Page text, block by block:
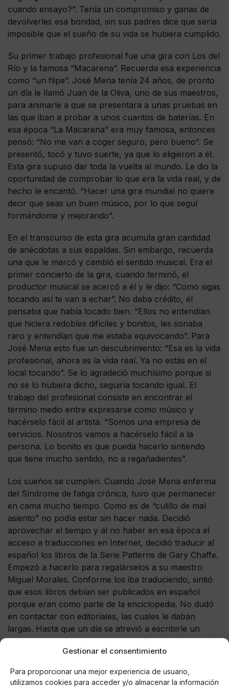
Gestionar el consentimiento
Para proporcionar una mejor experiencia de usuario,
utilizamos cookies para acceder y/o almacenar la información
cuando ensayo?”. Tenía un compromiso y ganas de
devolverles esa bondad, sin sus padres dice que sería
imposible que el sueño de su vida se hubiera cumplido.
Su primer trabajo profesional fue una gira con Los del
Río y la famosa “Macarena”. Recuerda esa experiencia
como “un flipe”. José Mena tenía 24 años, de pronto
un día le llamó Juan de la Oliva, uno de sus maestros,
para animarle a que se presentara a unas pruebas en
las que iban a probar a unos cuantos de baterías. En
esa época “La Macarena” era muy famosa, entonces
pensó: “No me van a coger seguro, pero bueno”. Se
presentó, tocó y tuvo suerte, ya que lo eligieron a él.
Esta gira supuso dar toda la vuelta al mundo. Le dio la
oportunidad de comprobar lo que era la vida real, y de
hecho le encantó. “Hacer una gira mundial no quiere
decir que seas un buen músico, por lo que seguí
formándome y mejorando”.
En el transcurso de esta gira acumula gran cantidad
de anécdotas a sus espaldas. Sin embargo, recuerda
una que le marcó y cambió el sentido musical. Era el
primer concierto de la gira, cuando terminó, el
productor musical se acercó a él y le dijo: “Como sigas
tocando así te van a echar”. No daba crédito, él
pensaba que había tocado bien. “Ellos no entendían
que hiciera redobles difíciles y bonitos, les sonaba
raro y entendían que me estaba equivocando”. Para
José Mena esto fue un descubrimiento: “Esa es la vida
profesional, ahora es la vida real. Ya no estás en el
local tocando”. Se lo agradeció muchísimo porque si
no se lo hubiera dicho, seguiría tocando igual. El
trabajo del profesional consiste en encontrar el
término medio entre expresarse como músico y
hacérselo fácil al artista. “Somos una empresa de
servicios. Nosotros vamos a hacérselo fácil a la
persona. Lo bonito es que pueda hacerlo sintiendo
que tiene mucho sentido, no a regañadientes”.
Los sueños se cumplen. Cuando José Mena enferma
del Síndrome de fatiga crónica, tuvo que permanecer
en cama mucho tiempo. Como es de “culillo de mal
asiento” no podía estar sin hacer nada. Decidió
aprovechar el tiempo y al no haber en esa época el
acceso a traducciones en Internet, decidió traducir al
español los libros de la Serie Patterns de Gary Chaffe.
Empezó a hacerlo para regalárselos a su maestro
Miguel Morales. Conforme los iba traduciendo, sintió
que esos libros debían ser publicados en español
porque eran como parte de la enciclopedia. No dudó
en contactar con editoriales, las cuales le daban
largas. Hasta que un día se atrevió a escribirle un
email al propio autor de los libros. Gary Chaffe ha sido
maestro de los baterías más distinguidos del mundo.
le parecía una idea fantástica. La editorial de Chaffe,